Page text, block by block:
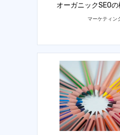
オーガニックSEO
マーケティン